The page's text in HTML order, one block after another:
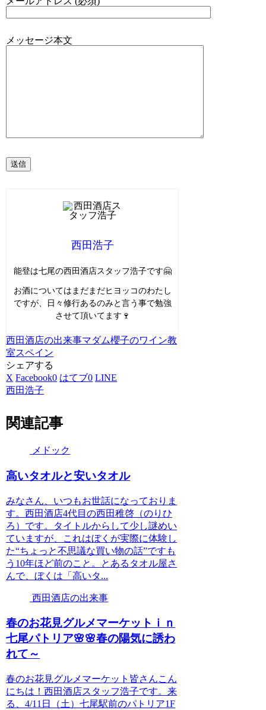
メッセージ本文
西田浩子
能登は七尾の西田酒店スタッフ浩子です🤗
お酒についてはまだまだヒヨッコのわたし
ですが、日々修行あるのみと言う事で勉強
させて頂いてます🍷
西田酒店の出来事マダム櫻子のワイン教
室スペイン
シェアする
X Facebook0 はてブ0 LINE
西田浩子
関連記事
メドック
高いタオルと安いタオル
みなさん、いつもお世話になっておりま
す。西田酒店4代目の西田稚啓（のりひ
ろ）です。タイトルからして少し謎めい
ていますが、これはぼくが実際に体験し
た“ちょっと不思議な買い物の話”ですも
う10年ほど前のこと。とあるタオル屋さ
んで、ぼくは「高いタ...
西田酒店の出来事
春のお花見グルメマーケットｉｎ
七尾パトリア🌸🌸春の陽気に誘わ
れて～
春のお花見グルメマーケット皆さんこん
にちは！西田酒店スタッフ浩子です。来
る、4/11日（土）七尾駅前のパトリア1F